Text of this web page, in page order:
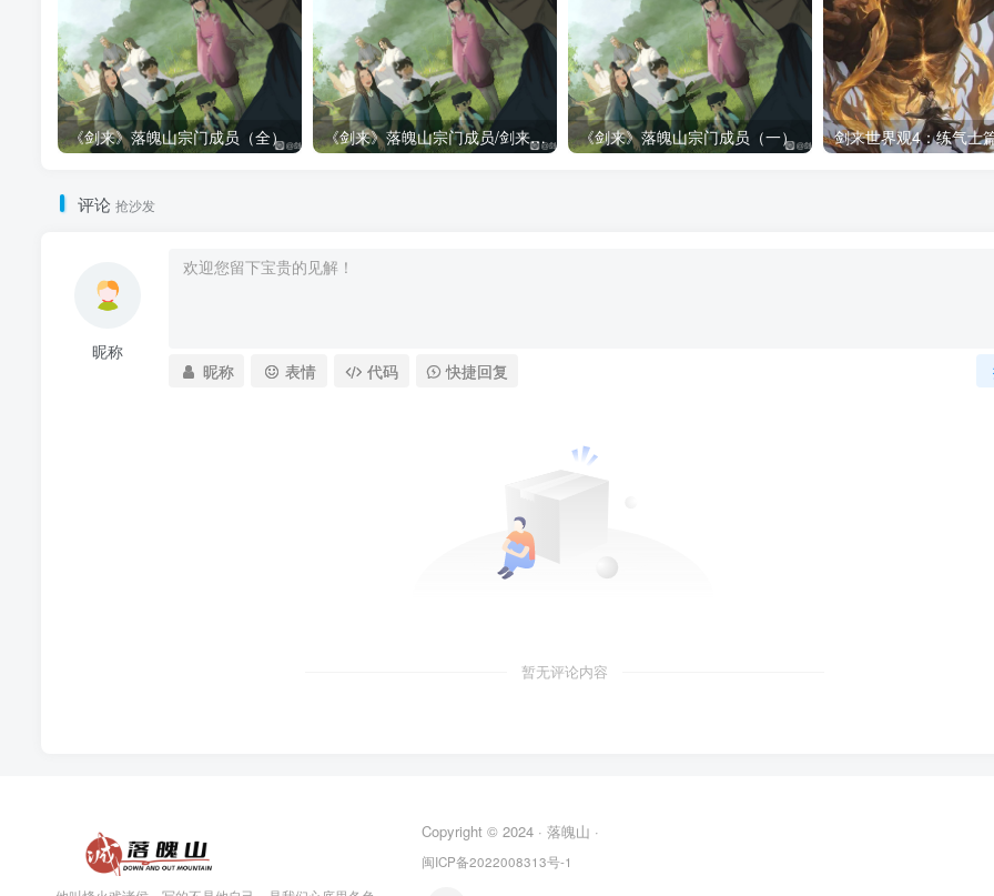
《剑来》落魄山宗门成员（全） 《剑来》落魄山宗门成员/剑来落魄山人物一览表（全） 《剑来》落魄山宗门成员（一） 剑来世界观4：练气士
评论 抢沙发
昵称
昵称 表情 代码 快捷回复
暂无评论内容
Copyright © 2024 · 落魄山 ·
闽ICP备2022008313号-1